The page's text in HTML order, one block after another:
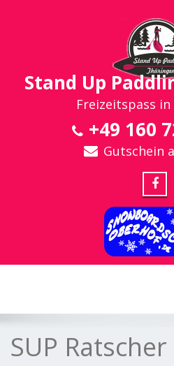
Stand Up
Freizeitspass
+49 160
Gutschein
SUP Ratscher